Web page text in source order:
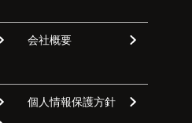
会社概要
個人情報保護方針